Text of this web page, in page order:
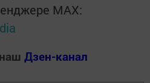
MАХ:
Дзен-канал